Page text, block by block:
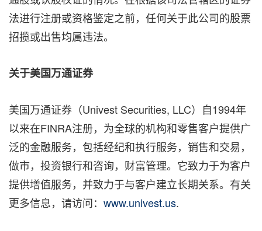
法进行注册或资格鉴定之前，任何关于此公司的股票
招揽或出售均属违法。
关于美国万通证券
美国万通证券（Univest Securities, LLC）自1994年
以来在FINRA注册，为全球的机构和零售客户提供广
泛的金融服务，包括经纪和执行服务，销售和交易，
做市，投资银行和咨询，财富管理。它致力于为客户
提供增值服务，并致力于与客户建立长期关系。有关
更多信息，请访问： www.univest.us.